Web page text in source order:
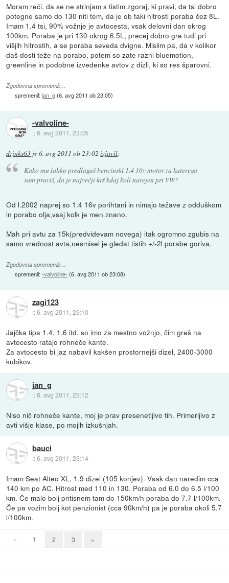
Moram reči, da se ne strinjam s tistim zgoraj, ki pravi, da tsi dobro
potegne samo do 130 niti tem, da je ob taki hitrosti poraba čez 8L.
Imam 1.4 tsi, 90% vožnje je avtocesta, vsak delovni dan okrog
100km. Poraba je pri 130 okrog 6.5L, precej dobro gre tudi pri
višjih hitrostih, a se poraba seveda dvigne. Mislim pa, da v kolikor
daš dosti teže na porabo, potem so zate razni bluemotion,
greenline in podobne izvedenke avtov z dizli, ki so res šparovni.
Zgodovina sprememb…
spremenil:jan_g(6. avg 2011 ob 23:05)
-valvoline-
::6. avg 2011, 23:05
dzinks63 je6. avg 2011 ob 23:02 izjavil:
Kako mu lahko predlagaš bencinski 1.4 16v motor za katerega
sam praviš, da je največji krš kdaj koli narejen pri VW?
Od l.2002 naprej so 1.4 16v porihtani in nimajo težave z odduškom
in porabo olja,vsaj kolk je men znano.
Mah pri avtu za 15k(predvidevam novega) itak ogromno zgubis na
samo vrednost avta,nesmisel je gledat tistih +/-2l porabe goriva.
Zgodovina sprememb…
spremenil:-valvoline- (6. avg 2011 ob 23:08)
zagi123
::6. avg 2011, 23:10
Jajčka tipa 1.4, 1.6 itd. so imo za mestno vožnjo, čim greš na
avtocesto ratajo rohneče kante.
Za avtocesto bi jaz nabavil kakšen prostornejši dizel, 2400-3000
kubikov.
jan_g
::6. avg 2011, 23:12
Niso nič rohneče kante, moj je prav presenetljivo tih. Primerljivo z
avti višje klase, po mojih izkušnjah.
bauci
::6. avg 2011, 23:14
Imam Seat Alteo XL, 1.9 dizel (105 konjev). Vsak dan naredim cca
140 km po AC. Hitrost med 110 in 130. Poraba od 6.0 do 6.5 l/100
km. Če malo bolj pritisnem tam do 150km/h poraba do 7.7 l/100km.
Če pa vozim bolj kot penzionist (cca 90km/h) pa je poraba okoli 5.7
l/100km.
« 1 2 3 »